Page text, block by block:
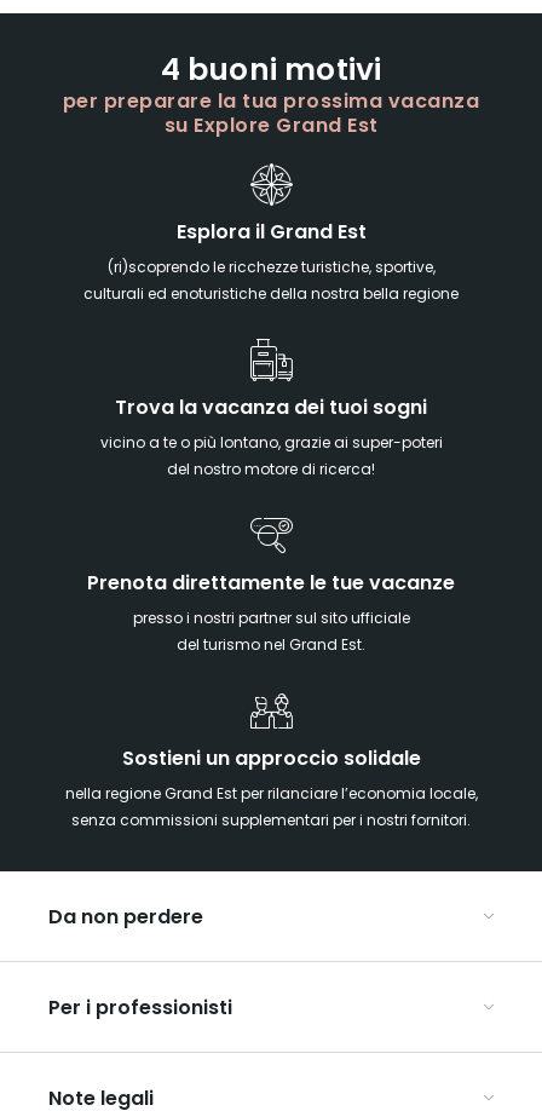
4 buoni motivi
per preparare la tua prossima vacanza
su Explore Grand Est
Esplora il Grand Est
(ri)scoprendo le ricchezze turistiche, sportive,
culturali ed enoturistiche della nostra bella regione
Trova la vacanza dei tuoi sogni
vicino a te o più lontano, grazie ai super-poteri
del nostro motore di ricerca!
Prenota direttamente le tue vacanze
presso i nostri partner sul sito ufficiale
del turismo nel Grand Est.
Sostieni un approccio solidale
nella regione Grand Est per rilanciare l’economia locale,
senza commissioni supplementari per i nostri fornitori.
Da non perdere
Alsazia
Ardenne
Champagne
Per i professionisti
Organizzate il vostro viaggio di gruppo
Note legali